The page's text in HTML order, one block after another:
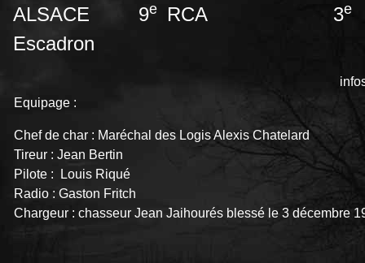
ALSACE 9eRCA 3e
Escadron
Equipage :
Chef de char : Maréchal des Logis Alexis Chatelard
Tireur : Jean Bertin
Pilote : Louis Riqué
Radio : Gaston Fritch
Chargeur : chasseur Jean Jaihourés blessé le 3 décembre